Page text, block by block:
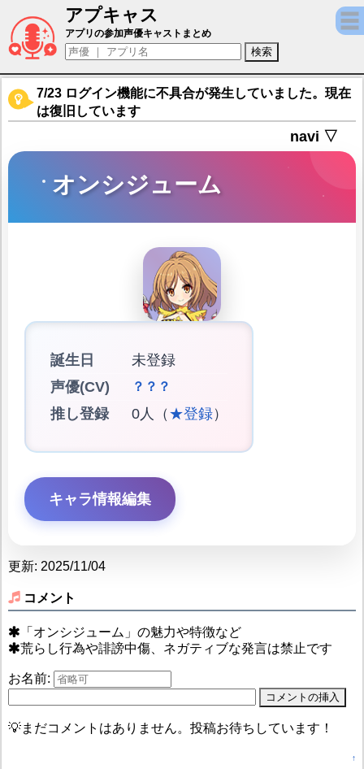
アプキャス
オンシジューム（声優：？？？)【ミストト
アプリの参加声優キャストまとめ
7/23 ログイン機能に不具合が発生していました。現在
は復旧しています
navi ▽
オンシジューム
誕生日
未登録
声優(CV)
？？？
推し登録 0人（ ★登録）
キャラ情報編集
更新: 2025/11/04
コメント
「オンシジューム」の魅力や特徴など
荒らし行為や誹謗中傷、ネガティブな発言は禁止です
お名前:
💡まだコメントはありません。投稿お待ちしています！
↑